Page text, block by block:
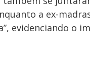
a ex-
evidenciando o